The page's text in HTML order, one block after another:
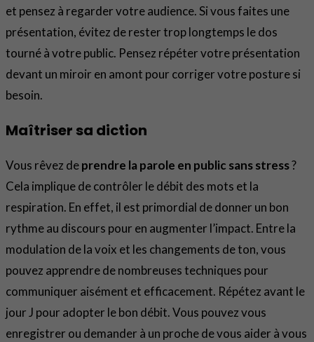
et pensez à regarder votre audience. Si vous faites une
présentation, évitez de rester trop longtemps le dos
tourné à votre public. Pensez répéter votre présentation
devant un miroir en amont pour corriger votre posture si
besoin.
Maîtriser sa diction
Vous rêvez deprendre la parole en public sans stress?
Cela implique de contrôler le débit des mots et la
respiration. En effet, il est primordial de donner un bon
rythme au discours pour en augmenter l’impact. Entre la
modulation de la voix et les changements de ton, vous
pouvez apprendre de nombreuses techniques pour
communiquer aisément et efficacement. Répétez avant le
jour J pour adopter le bon débit. Vous pouvez vous
enregistrer ou demander à un proche de vous aider à vous